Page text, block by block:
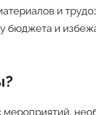
и
бюджета и